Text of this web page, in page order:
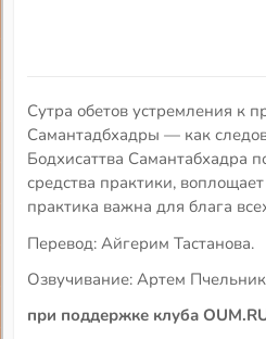
Сутра обетов устремления к
Самантадбхадры — как
Бодхисаттва Самантабхадра
средства практики,
практика важна для блага
Перевод: Айгерим Тастанова.
Озвучивание: Артем
при поддержке клуба